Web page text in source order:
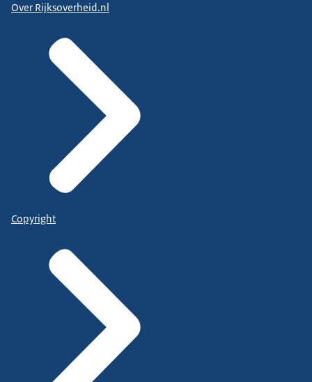
Over Rijksoverheid.nl
Copyright